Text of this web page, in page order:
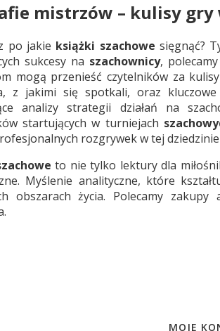
mistrzów – kulisy gry
po jakie książki szachowe sięgnąć?
sukcesy na szachownicy,
mogą przenieść czytelników za
z jakimi się spotkali, oraz
analizy strategii działań na
startujących w turniejach
rozgrywek w tej
to nie tylko lektury dla
Myślenie analityczne, które
obszarach życia. Polecamy zakupy
MOJE